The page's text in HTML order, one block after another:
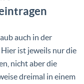
auch in der
ist jeweils nur die
nicht aber die
dreimal in einem